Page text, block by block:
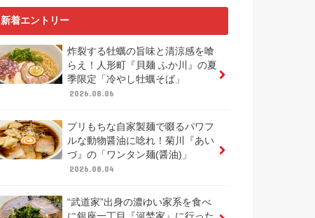
新着エントリー
炸裂する牡蠣の旨味と清涼感を喰
らえ！人形町『貝麺 ふか川』の夏
季限定「冷やし牡蠣そば」
2026.08.06
プリもちな自家製麺で啜るパワフ
ルな動物醤油に唸れ！菊川『あい
づ』の「ワンタン麺(醤油)」
2026.08.04
“武道家”出身の濃ゆい家系を食べ